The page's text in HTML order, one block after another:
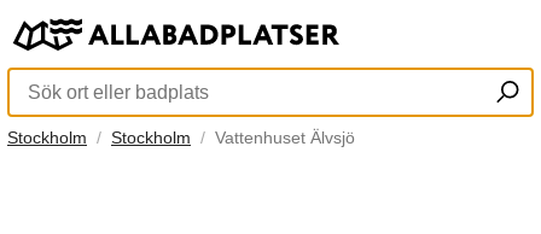
Stockholm Stockholm Vattenhuset Älvsjö